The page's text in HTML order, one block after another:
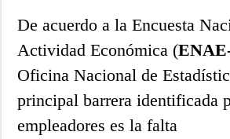
De acuerdo a la Encuesta
Actividad Económica (
Oficina Nacional de
principal barrera identificada
empleadores es la falta